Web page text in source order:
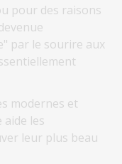
pour des raisons
par le sourire aux
modernes et
les
leur plus beau